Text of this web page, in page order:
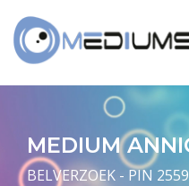
MEDIUM
BELVERZOEK - PIN 2559